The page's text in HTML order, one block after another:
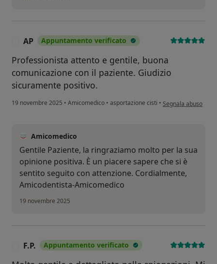
AP Appuntamento verificato
Professionista attento e gentile, buona
comunicazione con il paziente. Giudizio
sicuramente positivo.
19 novembre 2025 • Amicomedico • asportazione cisti • secondo l'opinione
Segnala abuso
Amicomedico
Gentile Paziente, la ringraziamo molto per la sua
opinione positiva. È un piacere sapere che si è
sentito seguito con attenzione. Cordialmente,
Amicodentista-Amicomedico
19 novembre 2025
F.P. Appuntamento verificato